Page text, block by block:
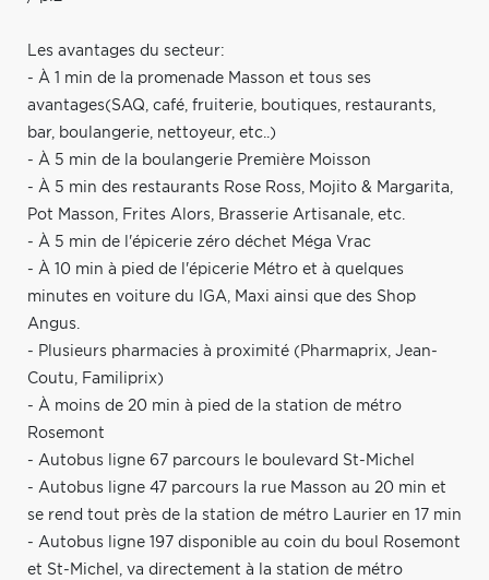
Les avantages du secteur:
- À 1 min de la promenade Masson et tous ses
avantages(SAQ, café, fruiterie, boutiques, restaurants,
bar, boulangerie, nettoyeur, etc..)
- À 5 min de la boulangerie Première Moisson
- À 5 min des restaurants Rose Ross, Mojito & Margarita,
Pot Masson, Frites Alors, Brasserie Artisanale, etc.
- À 5 min de l'épicerie zéro déchet Méga Vrac
- À 10 min à pied de l'épicerie Métro et à quelques
minutes en voiture du IGA, Maxi ainsi que des Shop
Angus.
- Plusieurs pharmacies à proximité (Pharmaprix, Jean-
Coutu, Familiprix)
- À moins de 20 min à pied de la station de métro
Rosemont
- Autobus ligne 67 parcours le boulevard St-Michel
- Autobus ligne 47 parcours la rue Masson au 20 min et
se rend tout près de la station de métro Laurier en 17 min
- Autobus ligne 197 disponible au coin du boul Rosemont
et St-Michel, va directement à la station de métro